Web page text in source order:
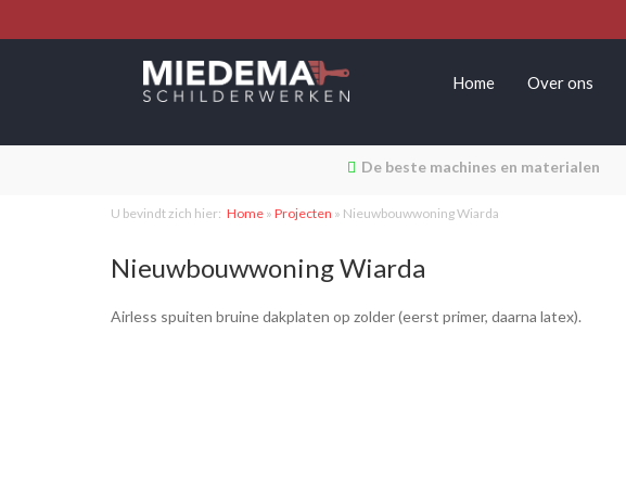
Home Over ons
De beste machines en materialen
U bevindt zich hier: Home » Projecten » Nieuwbouwwoning Wiarda
Nieuwbouwwoning Wiarda
Airless spuiten bruine dakplaten op zolder (eerst primer, daarna latex).